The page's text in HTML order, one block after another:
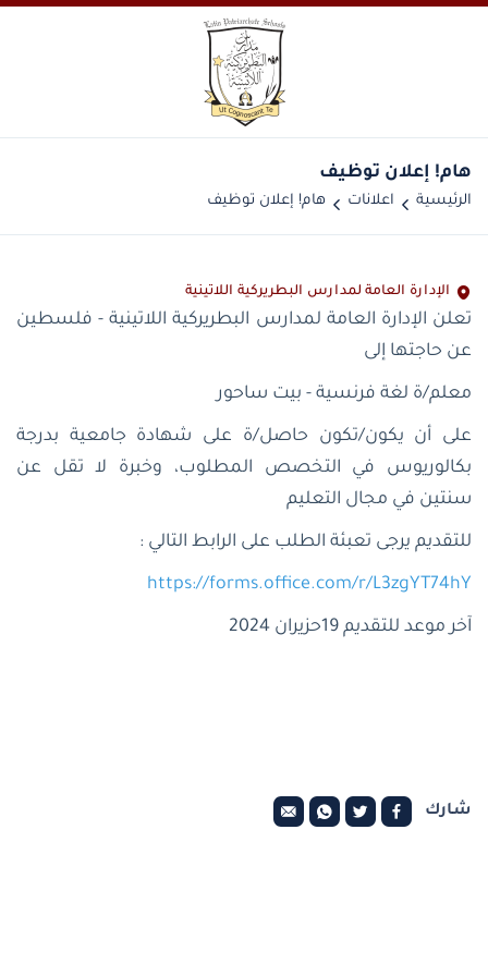
هام! إعلان توظيف
الرئيسية اعلانات هام! إعلان توظيف
الإدارة العامة لمدارس البطريركية اللاتينية
تعلن الإدارة العامة لمدارس البطريركية اللاتينية - فلسطين
عن حاجتها إلى
معلم/ة لغة فرنسية - بيت ساحور
على أن يكون/تكون حاصل/ة على شهادة جامعية بدرجة
بكالوريوس في التخصص المطلوب، وخبرة لا تقل عن
سنتين في مجال التعليم
للتقديم يرجى تعبئة الطلب على الرابط التالي :
https://forms.office.com/r/L3zgYT74hY
آخر موعد للتقديم 19حزيران 2024
شارك